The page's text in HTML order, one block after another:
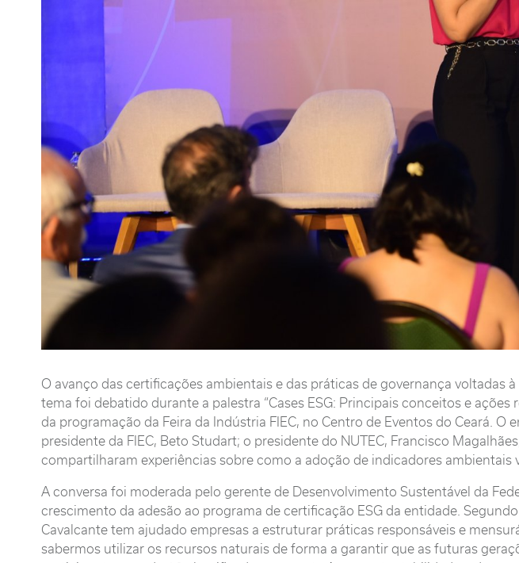
O avanço das certificações ambientais e das práticas de governança
tema foi debatido durante a palestra “Cases ESG: Principais conceitos e
da programação da Feira da Indústria FIEC, no Centro de Eventos do Ceará.
presidente da FIEC, Beto Studart; o presidente do NUTEC, Francisco
compartilharam experiências sobre como a adoção de indicadores
A conversa foi moderada pelo gerente de Desenvolvimento Sustentável da
crescimento da adesão ao programa de certificação ESG da entidade.
Cavalcante tem ajudado empresas a estruturar práticas responsáveis e
sabermos utilizar os recursos naturais de forma a garantir que as futuras